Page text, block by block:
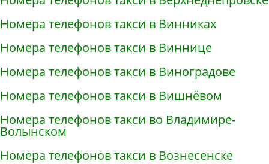
Номера телефонов такси в Винниках
Номера телефонов такси в Виннице
Номера телефонов такси в Виноградове
Номера телефонов такси в Вишнёвом
Номера телефонов такси во Владимире-
Волынском
Номера телефонов такси в Вознесенске